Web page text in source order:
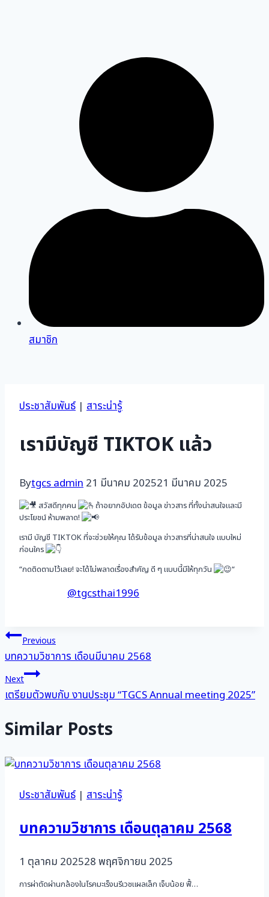
สมาชิก
ประชาสัมพันธ์| สาระน่ารู้
เรามีบัญชี TIKTOK แล้ว
Bytgcs admin21 มีนาคม 202521 มีนาคม 2025
สวัสดีทุกคน
ถ้าอยากอัปเดต ข้อมูล ข่าวสาร ที่ทั้งน่าสนใจและมี
ประโยชน์ ห้ามพลาด!
เรามี บัญชี TIKTOK ที่จะช่วยให้คุณ ได้รับข้อมูล ข่าวสารที่น่าสนใจ แบบใหม่
ก่อนใคร
“กดติดตามไว้เลย! จะได้ไม่พลาดเรื่องสำคัญ ดี ๆ แบบนี้มีให้ทุกวัน
“
@tgcsthai1996
แนะแนว
เรื่อง
Previous
บทความวิชาการ เดือนมีนาคม 2568
Next
เตรียมตัวพบกับ งานประชุม “TGCS Annual meeting 2025”
Similar Posts
ประชาสัมพันธ์| สาระน่ารู้
บทความวิชาการ เดือนตุลาคม 2568
1 ตุลาคม 202528 พฤศจิกายน 2025
การผ่าตัดผ่านกล้องในโรคมะเร็งนรีเวชแผลเล็ก เจ็บน้อย ฟื้…